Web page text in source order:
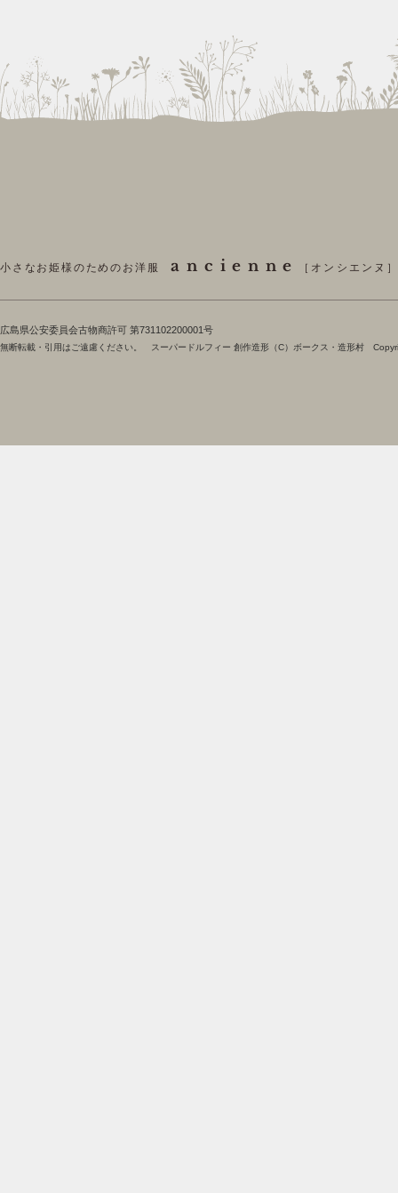
小さなお姫様のためのお洋服 ancienne ［オンシエンヌ
​広島県公安委員会古物商許可 第731102200001号
無断転載・引用はご遠慮ください。 スーパードルフィー 創作造形（C）ボークス・造形村